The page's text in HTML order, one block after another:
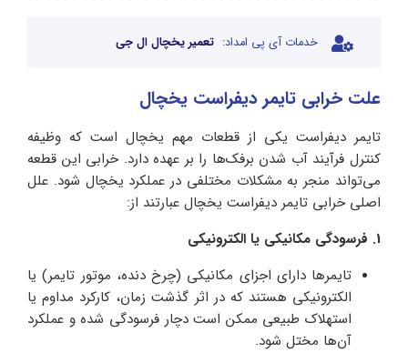
خدمات آی پی امداد: تعمیر یخچال ال جی
علت خرابی تایمر دیفراست یخچال
تایمر دیفراست یکی از قطعات مهم یخچال است که وظیفه
کنترل فرآیند آب شدن برفک‌ها را بر عهده دارد. خرابی این قطعه
می‌تواند منجر به مشکلات مختلفی در عملکرد یخچال شود. علل
اصلی خرابی تایمر دیفراست یخچال عبارتند از:
1. فرسودگی مکانیکی یا الکترونیکی
تایمرها دارای اجزای مکانیکی (چرخ‌ دنده، موتور تایمر) یا
الکترونیکی هستند که در اثر گذشت زمان، کارکرد مداوم یا
استهلاک طبیعی ممکن است دچار فرسودگی شده و عملکرد
آن‌ها مختل شود.